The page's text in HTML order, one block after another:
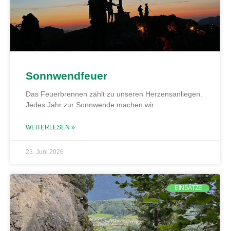
Sonnwendfeuer
Das Feuerbrennen zählt zu unseren Herzensanliegen.
Jedes Jahr zur Sonnwende machen wir
WEITERLESEN »
23. Juni 2026
EINSÄTZE